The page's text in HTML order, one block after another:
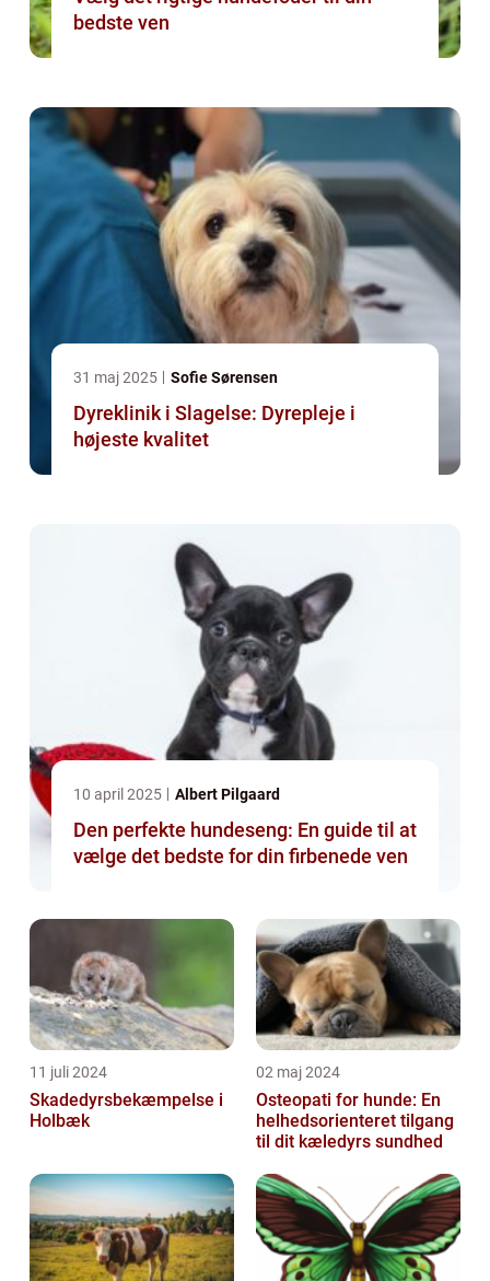
bedste ven
31 maj 2025 Sofie Sørensen
Dyreklinik i Slagelse: Dyrepleje i
højeste kvalitet
10 april 2025 Albert Pilgaard
Den perfekte hundeseng: En guide til at
vælge det bedste for din firbenede ven
11 juli 2024
Skadedyrsbekæmpelse i
Holbæk
02 maj 2024
Osteopati for hunde: En
helhedsorienteret tilgang
til dit kæledyrs sundhed